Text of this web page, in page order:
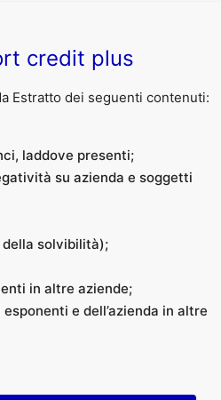
credit plus
Estratto dei seguenti contenuti:
laddove presenti;
su azienda e soggetti
solvibilità);
in altre aziende;
e dell’azienda in altre